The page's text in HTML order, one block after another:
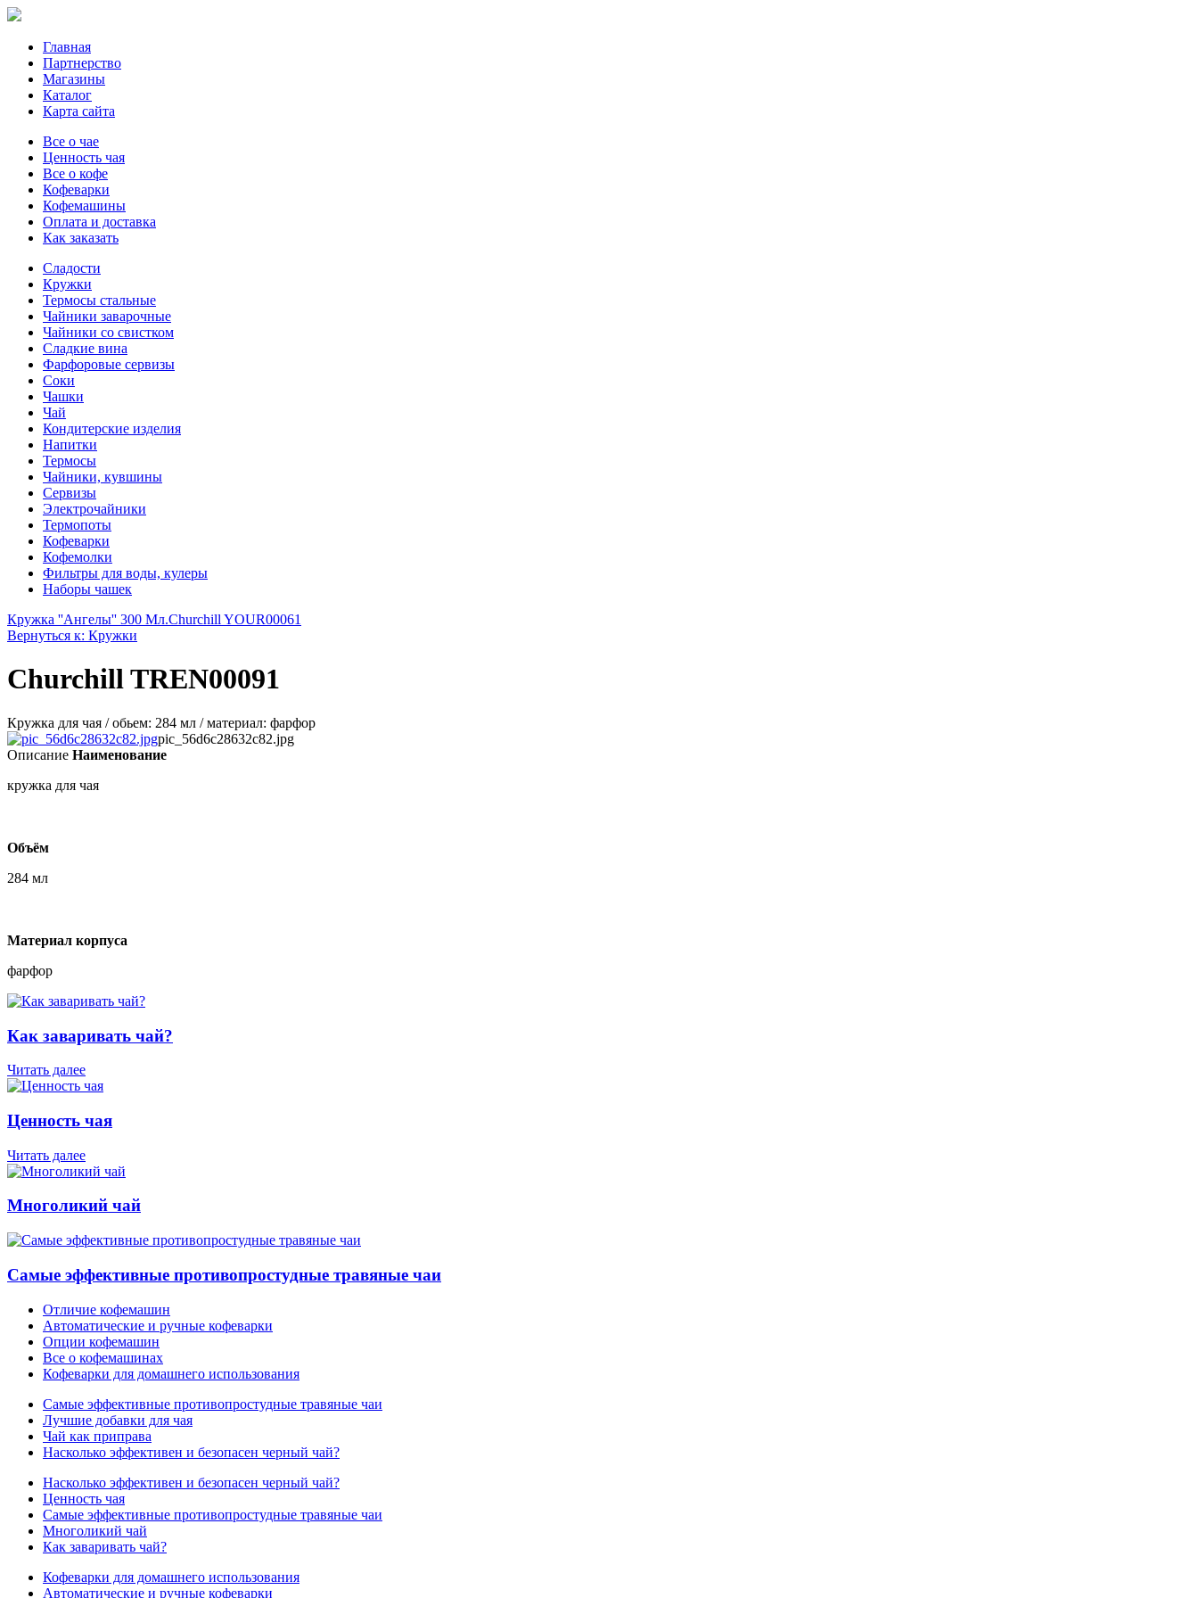
Главная
Партнерство
Магазины
Каталог
Карта сайта
Все о чае
Ценность чая
Все о кофе
Кофеварки
Кофемашины
Оплата и доставка
Как заказать
Сладости
Кружки
Термосы стальные
Чайники заварочные
Чайники со свистком
Сладкие вина
Фарфоровые сервизы
Соки
Чашки
Чай
Кондитерские изделия
Напитки
Термосы
Чайники, кувшины
Сервизы
Электрочайники
Термопоты
Кофеварки
Кофемолки
Фильтры для воды, кулеры
Наборы чашек
Кружка ''Ангелы'' 300 Мл.Churchill YOUR00061
Вернуться к: Кружки
Churchill TREN00091
Кружка для чая / обьем: 284 мл / материал: фарфор
pic_56d6c28632c82.jpg
Описание Наименование
кружка для чая
Объём
284 мл
Материал корпуса
фарфор
Как заваривать чай?
Читать далее
Ценность чая
Читать далее
Многоликий чай
Самые эффективные противопростудные травяные чаи
Отличие кофемашин
Автоматические и ручные кофеварки
Опции кофемашин
Все о кофемашинах
Кофеварки для домашнего использования
Самые эффективные противопростудные травяные чаи
Лучшие добавки для чая
Чай как приправа
Насколько эффективен и безопасен черный чай?
Насколько эффективен и безопасен черный чай?
Ценность чая
Самые эффективные противопростудные травяные чаи
Многоликий чай
Как заваривать чай?
Кофеварки для домашнего использования
Автоматические и ручные кофеварки